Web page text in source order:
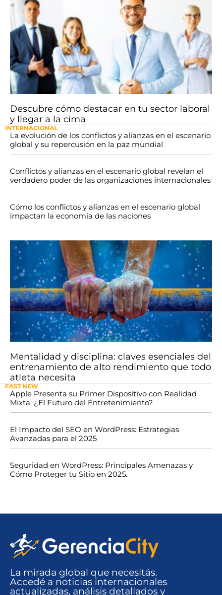
Descubre cómo destacar en tu sector laboral
y llegar a la cima
INTERNACIONAL
La evolución de los conflictos y alianzas en el escenario
global y su repercusión en la paz mundial
Conflictos y alianzas en el escenario global revelan el
verdadero poder de las organizaciones internacionales
Cómo los conflictos y alianzas en el escenario global
impactan la economía de las naciones
Mentalidad y disciplina: claves esenciales del
entrenamiento de alto rendimiento que todo
atleta necesita
FAST NEW
Apple Presenta su Primer Dispositivo con Realidad
Mixta: ¿El Futuro del Entretenimiento?
El Impacto del SEO en WordPress: Estrategias
Avanzadas para el 2025
Seguridad en WordPress: Principales Amenazas y
Cómo Proteger tu Sitio en 2025.
La mirada global que necesitás.
Accedé a noticias internacionales
actualizadas, análisis detallados y